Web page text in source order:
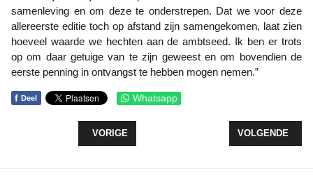
samenleving en om deze te onderstrepen. Dat we voor deze
allereerste editie toch op afstand zijn samengekomen, laat zien
hoeveel waarde we hechten aan de ambtseed. Ik ben er trots
op om daar getuige van te zijn geweest en om bovendien de
eerste penning in ontvangst te hebben mogen nemen.”
f Deel Whatsapp
VORIG ARTIKEL: GROEN LICHT VOOR
VORIGE VOLGENDE
VOLGENDE